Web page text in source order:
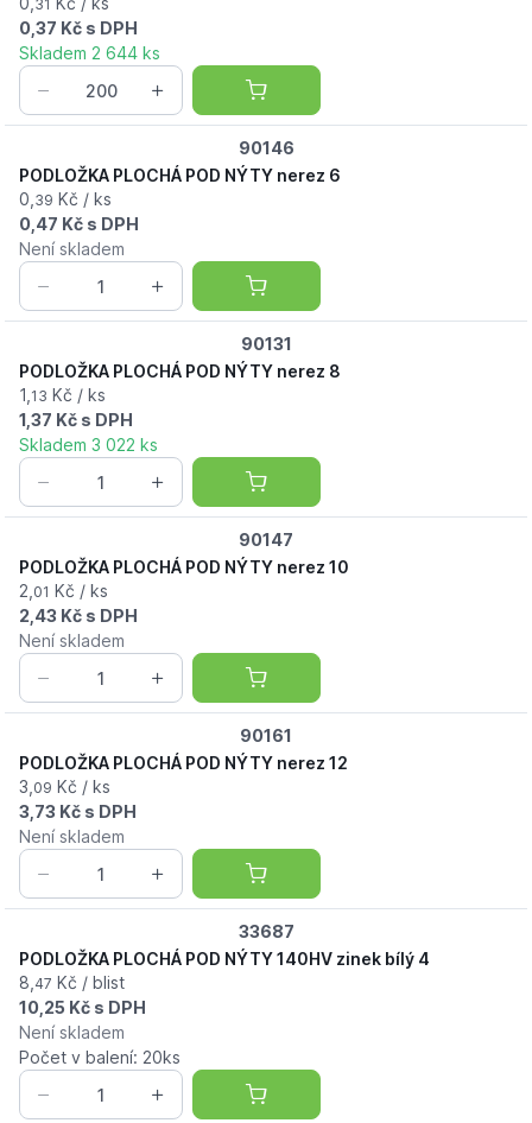
31
0,37 Kč s DPH
Skladem 2 644 ks
90146
PODLOŽKA PLOCHÁ POD NÝTY nerez 6
0, 39 Kč / ks
0,47 Kč s DPH
Není skladem
90131
PODLOŽKA PLOCHÁ POD NÝTY nerez 8
1, 13 Kč / ks
1,37 Kč s DPH
Skladem 3 022 ks
90147
PODLOŽKA PLOCHÁ POD NÝTY nerez 10
2, 01 Kč / ks
2,43 Kč s DPH
Není skladem
90161
PODLOŽKA PLOCHÁ POD NÝTY nerez 12
3, 09 Kč / ks
3,73 Kč s DPH
Není skladem
33687
PODLOŽKA PLOCHÁ POD NÝTY 140HV zinek bílý 4
8, 47 Kč / blist
10,25 Kč s DPH
Není skladem
Počet v balení: 20ks